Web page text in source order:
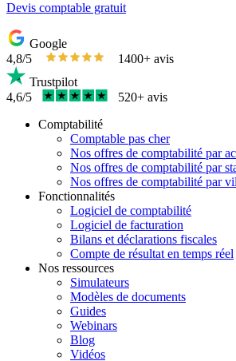
Devis comptable gratuit
Google
4,8/5
1400+ avis
Trustpilot
4,6/5
520+ avis
Comptabilité
Comptable pas cher
Nos offres de comptabilité par
Nos offres de comptabilité par
Nos offres de comptabilité par
Fonctionnalités
Logiciel de comptabilité
Logiciel de facturation
Bilans et déclarations fiscales
Compte de résultat en temps réel
Nos ressources
Simulateurs
Modèles de documents
Guides
Webinars
Blog
Vidéos